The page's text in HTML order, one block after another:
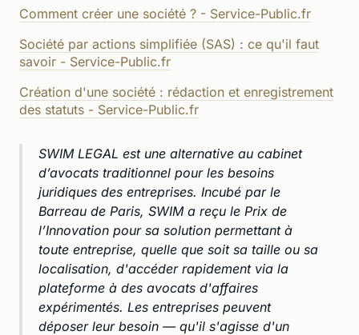
Comment créer une société ? - Service-Public.fr
Société par actions simplifiée (SAS) : ce qu'il faut
savoir - Service-Public.fr
Création d'une société : rédaction et enregistrement
des statuts - Service-Public.fr
SWIM LEGAL est une alternative au cabinet
d’avocats traditionnel pour les besoins
juridiques des entreprises. Incubé par le
Barreau de Paris, SWIM a reçu le Prix de
l’Innovation pour sa solution permettant à
toute entreprise, quelle que soit sa taille ou sa
localisation, d'accéder rapidement via la
plateforme à des avocats d'affaires
expérimentés. Les entreprises peuvent
déposer leur besoin — qu'il s'agisse d'un